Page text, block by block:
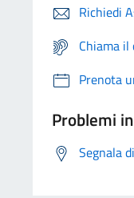
Richiedi
Chiama
Prenota
Problemi
Segnala